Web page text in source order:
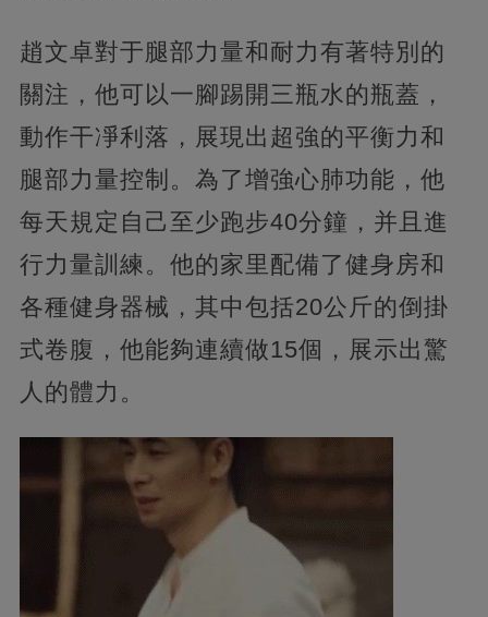
趙文卓對于腿部力量和耐力有著特別的
關注，他可以一腳踢開三瓶水的瓶蓋，
動作干凈利落，展現出超強的平衡力和
腿部力量控制。為了增強心肺功能，他
每天規定自己至少跑步40分鐘，并且進
行力量訓練。他的家里配備了健身房和
各種健身器械，其中包括20公斤的倒掛
式卷腹，他能夠連續做15個，展示出驚
人的體力。